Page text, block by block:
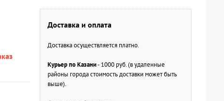
Доставка и оплата
Доставка осуществляется платно.
Курьер по Казани- 1000 руб. (в удаленные
районы города стоимость доставки может быть
выше).